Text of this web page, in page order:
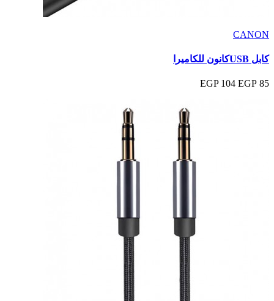
CANON
كابل USBكانون للكاميرا
85 EGP
104 EGP